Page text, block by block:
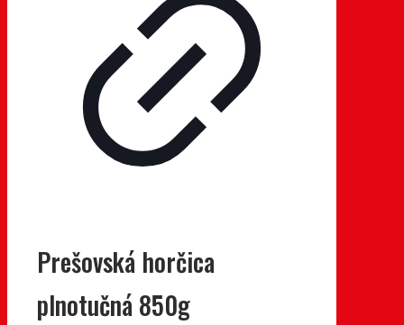
Prešovská horčica
plnotučná 850g